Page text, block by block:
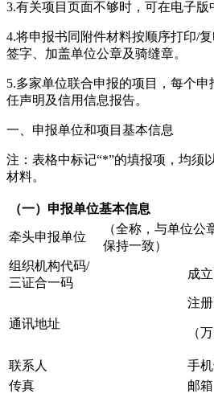
3.有关项目页面不够时，可在电子版
4.将申报书同附件材料按顺序打印/
签字、加盖单位公章及骑缝章。
5.多家单位联合申报的项目，每个
任声明及信用信息报告。
一、申报单位和项目基本信息
注：表格中标记“*”的填报项，均须
材料。
（一）申报单位基本信息
牵头申报单位
（全称，与单位
保持一致）
组织机构代码/
三证合一码
成
通讯地址
注
（
联系人
手
传真
邮箱